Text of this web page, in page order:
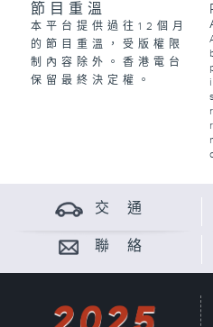
節目重溫
本平台提供過往12個月
的節目重溫，受版權限
制內容除外。香港電台
保留最終決定權。
交 通
聯 絡